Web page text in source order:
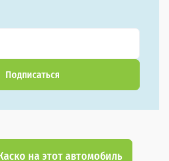
Подписаться
на этот автомобиль